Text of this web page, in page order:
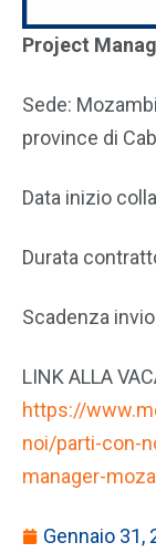
Project
Sede:
province di
Data inizio
Durata
Scadenza
LINK ALLA
https://
noi/parti-con-
manager-
Gennaio 31,